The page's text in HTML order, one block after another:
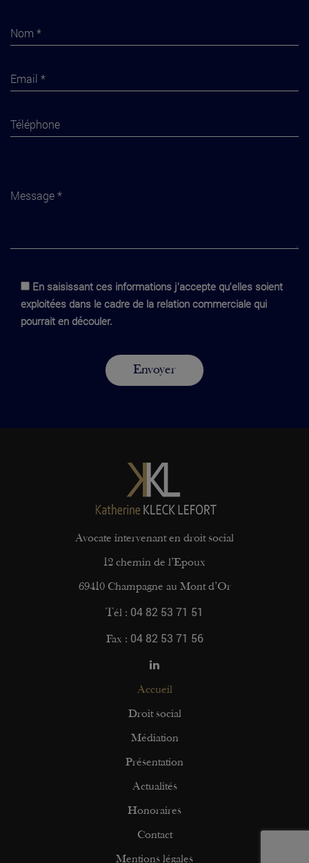
En saisissant ces informations j'accepte qu'elles soient
exploitées dans le cadre de la relation commerciale qui
pourrait en découler.
Avocate intervenant en droit social
12 chemin de l’Epoux
69410 Champagne au Mont d’Or
Tél : 04 82 53 71 51
Fax : 04 82 53 71 56
Accueil
Droit social
Médiation
Présentation
Actualités
Honoraires
Contact
Mentions légales